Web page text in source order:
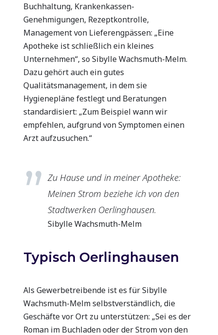
Buchhaltung, Krankenkassen-
Genehmigungen, Rezeptkontrolle,
Management von Lieferengpässen: „Eine
Apotheke ist schließlich ein kleines
Unternehmen“, so Sibylle Wachsmuth-Melm.
Dazu gehört auch ein gutes
Qualitätsmanagement, in dem sie
Hygienepläne festlegt und Beratungen
standardisiert: „Zum Beispiel wann wir
empfehlen, aufgrund von Symptomen einen
Arzt aufzusuchen.“
Zu Hause und in meiner Apotheke:
Meinen Strom beziehe ich von den
Stadtwerken Oerlinghausen.
Sibylle Wachsmuth-Melm
Typisch Oerlinghausen
Als Gewerbetreibende ist es für Sibylle
Wachsmuth-Melm selbstverständlich, die
Geschäfte vor Ort zu unterstützen: „Sei es der
Roman im Buchladen oder der Strom von den